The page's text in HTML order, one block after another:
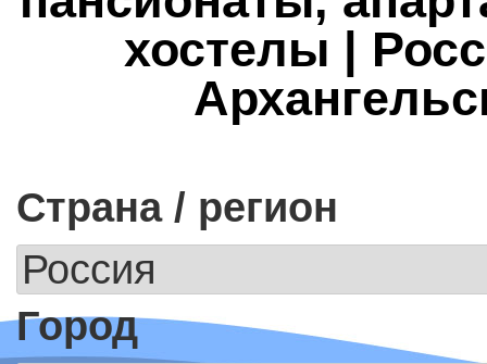
хостелы |
Страна / регион
Город